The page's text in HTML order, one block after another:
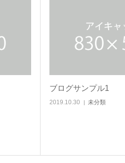
ブログサンプル1
2019.10.30 未分類